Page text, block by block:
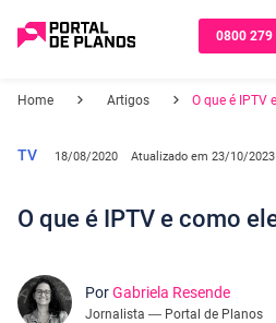
0800 279
Home Artigos O que é IPTV
TV 18/08/2020 Atualizado em 23/10/2023
O que é IPTV e como
PorGabriela Resende
Jornalista — Portal de Planos